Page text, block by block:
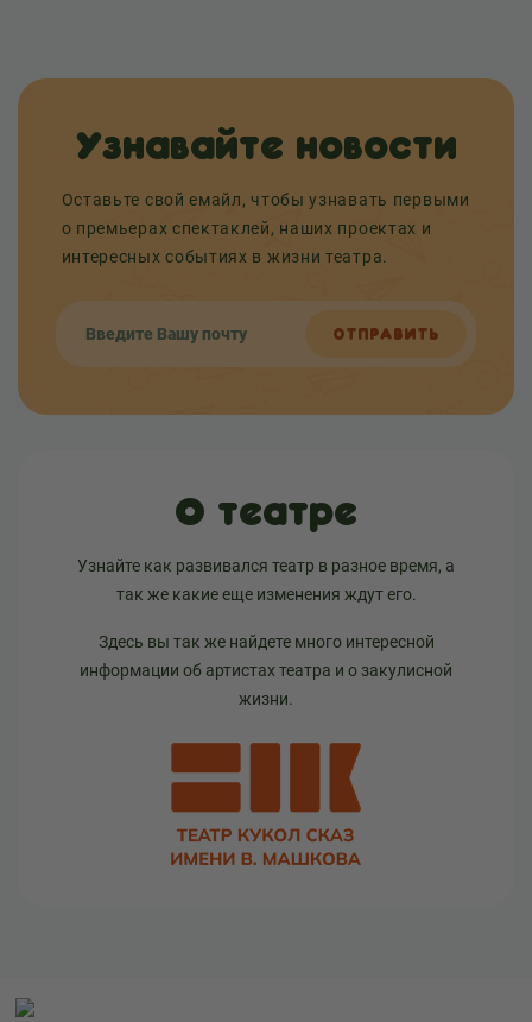
Узнавайте новости
Оставьте свой емайл, чтобы узнавать первыми
о премьерах спектаклей, наших проектах и
интересных событиях в жизни театра.
ОТПРАВИТЬ
О театре
Узнайте как развивался театр в разное время, а
так же какие еще изменения ждут его.
Здесь вы так же найдете много интересной
информации об артистах театра и о закулисной
жизни.